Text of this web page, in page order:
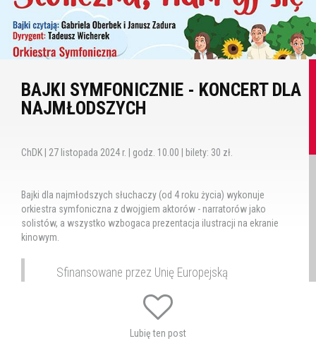
BAJKI SYMFONICZNIE - KONCERT DLA
NAJMŁODSZYCH
ChDK | 27 listopada 2024 r. | godz. 10.00 | bilety: 30 zł.
Bajki dla najmłodszych słuchaczy (od 4 roku życia) wykonuje
orkiestra symfoniczna z dwojgiem aktorów - narratorów jako
solistów, a wszystko wzbogaca prezentacja ilustracji na ekranie
kinowym.
Sfinansowane przez Unię Europejską
Całość jest pełnym, na żywo wykonywanym przez Orkiestrę
Symfoniczną im. Karola Namysłowskiego w Zamościu koncertem
Lubię ten post